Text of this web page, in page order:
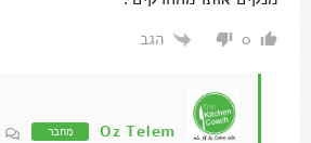
0 הגב
Oz Telem מחבר